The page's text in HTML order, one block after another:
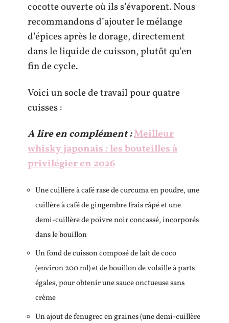
cocotte ouverte où ils s’évaporent. Nous
recommandons d’ajouter le mélange
d’épices après le dorage, directement
dans le liquide de cuisson, plutôt qu’en
fin de cycle.
Voici un socle de travail pour quatre
cuisses :
A lire en complément :Meilleur
whisky japonais : les bouteilles à
privilégier en 2026
Une cuillère à café rase de curcuma en poudre, une
cuillère à café de gingembre frais râpé et une
demi-cuillère de poivre noir concassé, incorporés
dans le bouillon
Un fond de cuisson composé de lait de coco
(environ 200 ml) et de bouillon de volaille à parts
égales, pour obtenir une sauce onctueuse sans
crème
Un ajout de fenugrec en graines (une demi-cuillère